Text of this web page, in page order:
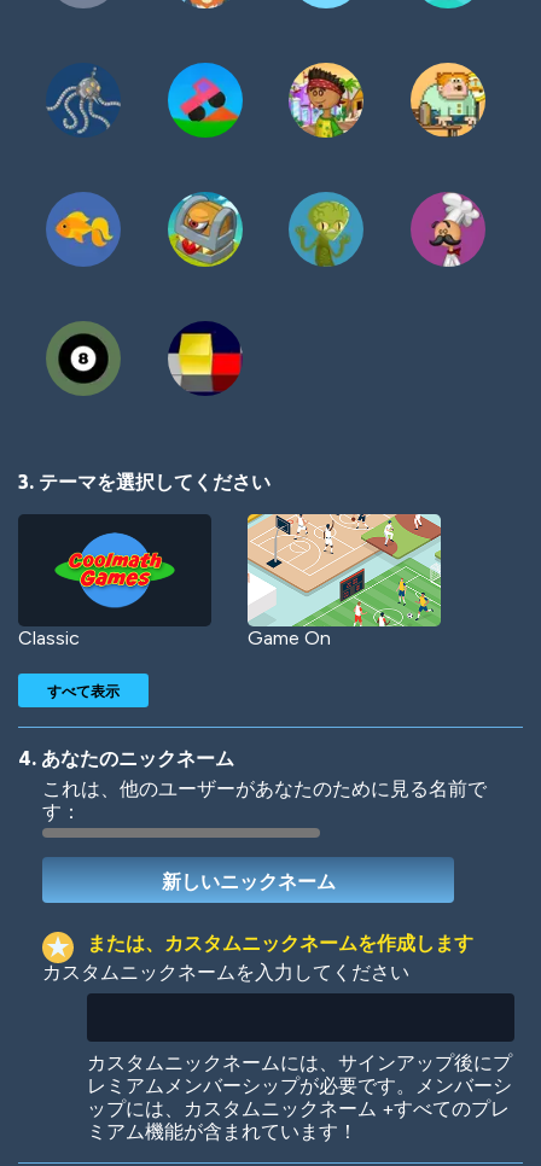
3. テーマを選択してください
Classic Game On
Woof
Colorful
すべて表示
4. あなたのニックネーム
これは、他のユーザーがあなたのために見る名前で
す：
または、カスタムニックネームを作成します
カスタムニックネームを入力してください
カスタムニックネームには、サインアップ後にプ
レミアムメンバーシップが必要です。メンバーシ
ップには、カスタムニックネーム +すべてのプレ
ミアム機能が含まれています！